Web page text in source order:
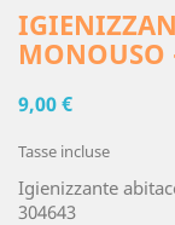
MONOUSO
9,00 €
Tasse incluse
Igienizzante
304643